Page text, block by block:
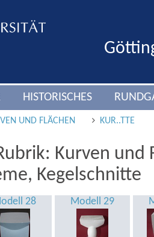
HISTORISCHES
UND FLÄCHEN KUR..TTE
Kurven und
Kegelschnitte
28 Modell 29